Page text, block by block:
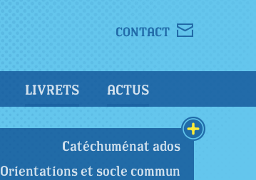
LIVRETS ACTUS
Catéchuménat ados
Orientations et socle commun
CONTACT